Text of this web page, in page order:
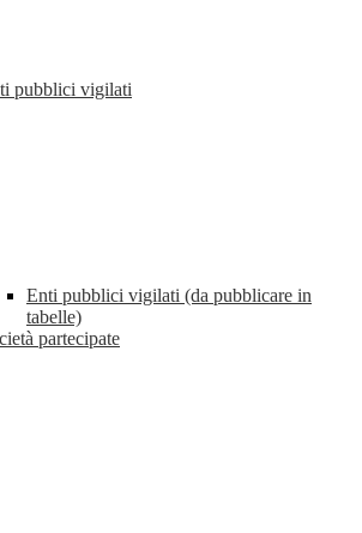
pubblici vigilati
Enti pubblici vigilati (da pubblicare in
tabelle)
partecipate